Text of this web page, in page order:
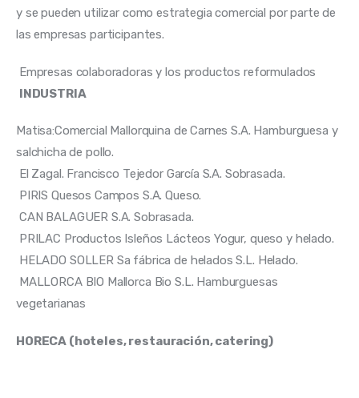
y se pueden utilizar como estrategia comercial por parte de
las empresas participantes.
Empresas colaboradoras y los productos reformulados
INDUSTRIA
Matisa:Comercial Mallorquina de Carnes S.A. Hamburguesa y
salchicha de pollo.
El Zagal. Francisco Tejedor García S.A. Sobrasada.
PIRIS Quesos Campos S.A. Queso.
CAN BALAGUER S.A. Sobrasada.
PRILAC Productos Isleños Lácteos Yogur, queso y helado.
HELADO SOLLER Sa fábrica de helados S.L. Helado.
vegetarianas
HORECA (hoteles, restauración, catering)